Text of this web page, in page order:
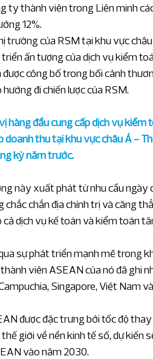
sâu Bản tin phân tích IFRS
chuyên sâu Bản tin kinh tế
Bất động sản và xây dựng
Tin về RSM việt Nam Tin
ESG và dịch vụ bền vững
ty thành viên trong Liên minh
12%.
trường của RSM tại khu vực
ấn tượng của dịch vụ kiểm
được công bố trong bối cảnh
đi chiến lược của RSM.
hàng đầu cung cấp dịch vụ
doanh thu tại khu vực châu Á -
kỳ năm trước.
này xuất phát từ nhu cầu
chắc chắn địa chính trị và căng
dịch vụ kế toán và kiểm toán
sự phát triển mạnh mẽ trong
viên ASEAN của nó đã ghi
Singapore, Việt Nam
được đặc trưng bởi tốc độ
giới về nền kinh tế số, dự kiến
vào năm 2030.